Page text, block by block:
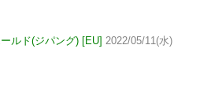
ルド(ジパング) [EU] 2022/05/11(水)